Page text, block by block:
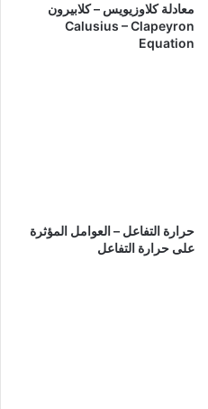
معادلة كلاوزيويس – كلابيرون
Calusius – Clapeyron
Equation
حرارة التفاعل – العوامل المؤثرة
على حرارة التفاعل